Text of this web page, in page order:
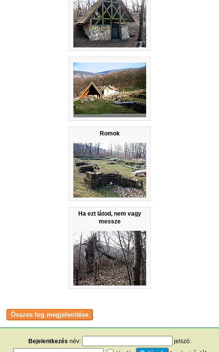
Romok
Ha ezt látod, nem vagy
messze
Bejelentkezés név:
jelszó: